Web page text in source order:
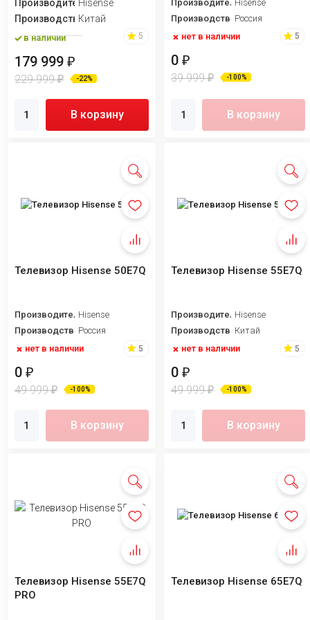
ПроизводительHisense
ПроизводствоКитай
в наличии 5
179 999 ₽
229 999₽ -22%
В корзину
ПроизводительHisense
ПроизводствоРоссия
нет в наличии
5
0₽
39 999₽ -100%
В корзину
Телевизор Hisense 50E7Q
ПроизводительHisense
ПроизводствоРоссия
нет в наличии
5
0 ₽
49 999₽ -100%
В корзину
Телевизор Hisense 55E7Q
ПроизводительHisense
ПроизводствоКитай
нет в наличии
5
0₽
49 999₽ -100%
В корзину
Телевизор Hisense 55E7Q
PRO
Телевизор Hisense 65E7Q